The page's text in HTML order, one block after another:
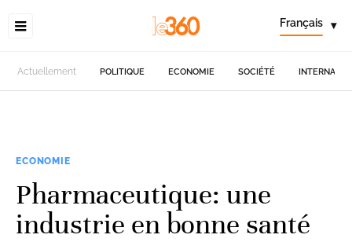
Français ▾
Actuellement POLITIQUE ECONOMIE SOCIÉTÉ
ECONOMIE
Pharmaceutique: une
industrie en bonne santé